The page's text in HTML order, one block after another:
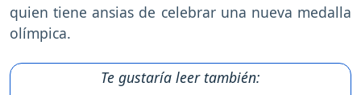
quien tiene ansias de celebrar una nueva medalla
olímpica.
Te gustaría leer también: